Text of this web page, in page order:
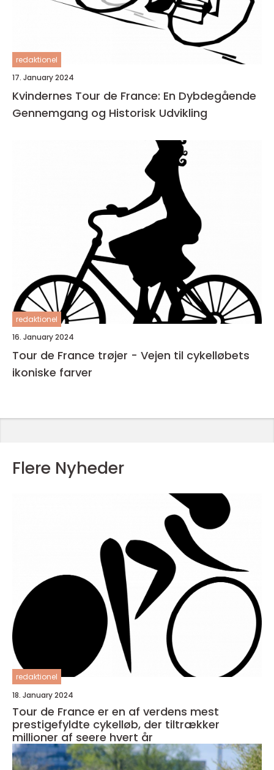
redaktionel
17. January 2024
Kvindernes Tour de France: En Dybdegående
Gennemgang og Historisk Udvikling
redaktionel
16. January 2024
Tour de France trøjer - Vejen til cykelløbets
ikoniske farver
Flere Nyheder
redaktionel
18. January 2024
Tour de France er en af verdens mest
prestigefyldte cykelløb, der tiltrækker
millioner af seere hvert år